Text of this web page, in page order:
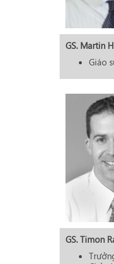
GS. Martin
Giáo
GS. Timon